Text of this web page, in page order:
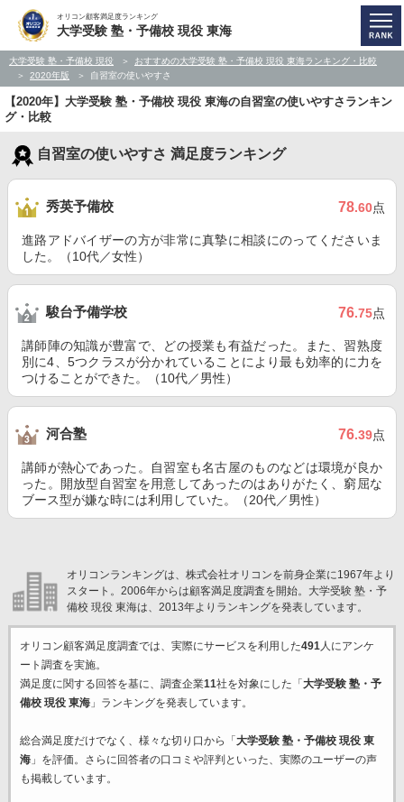
オリコン顧客満足度ランキング
大学受験 塾・予備校 現役 東海
大学受験 塾・予備校 現役
おすすめの大学受験 塾・予備校 現役 東海ランキング・比較
2020年版
自習室の使いやすさ
【2020年】大学受験 塾・予備校 現役 東海の自習室の使いやすさランキン
グ・比較
自習室の使いやすさ 満足度ランキング
秀英予備校 78.60点
進路アドバイザーの方が非常に真摯に相談にのってくださいま
した。（10代／女性）
駿台予備学校 76.75点
講師陣の知識が豊富で、どの授業も有益だった。また、習熟度
別に4、5つクラスが分かれていることにより最も効率的に力を
つけることができた。（10代／男性）
河合塾 76.39点
講師が熱心であった。自習室も名古屋のものなどは環境が良か
った。開放型自習室を用意してあったのはありがたく、窮屈な
ブース型が嫌な時には利用していた。（20代／男性）
オリコンランキングは、株式会社オリコンを前身企業に1967年より
スタート。2006年からは顧客満足度調査を開始。大学受験 塾・予
備校 現役 東海は、2013年よりランキングを発表しています。
オリコン顧客満足度調査では、実際にサービスを利用した491人にアンケ
ート調査を実施。
満足度に関する回答を基に、調査企業11社を対象にした「 大学受験 塾・予
備校 現役 東海」ランキングを発表しています。
総合満足度だけでなく、様々な切り口から「 大学受験 塾・予備校 現役 東
海」を評価。さらに回答者の口コミや評判といった、実際のユーザーの声
も掲載しています。